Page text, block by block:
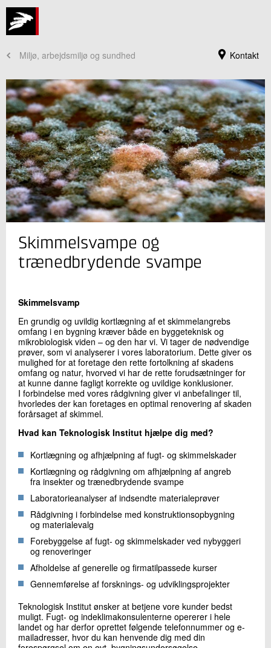
Kontakt
Miljø, arbejdsmiljø og sundhed
Jeg er din kontaktperson
Sofie Marie Kristensen
Sektionsleder, ph.d.
Kvalitet i byggeriet
Skriv til mig
Send
Skimmelsvampe og
trænedbrydende svampe
Skimmelsvamp
En grundig og uvildig kortlægning af et skimmelangrebs
omfang i en bygning kræver både en byggeteknisk og
mikrobiologisk viden – og den har vi. Vi tager de nødvendige
prøver, som vi analyserer i vores laboratorium. Dette giver os
mulighed for at foretage den rette fortolkning af skadens
omfang og natur, hvorved vi har de rette forudsætninger for
at kunne danne fagligt korrekte og uvildige konklusioner.
I forbindelse med vores rådgivning giver vi anbefalinger til,
hvorledes der kan foretages en optimal renovering af skaden
forårsaget af skimmel.
Hvad kan Teknologisk Institut hjælpe dig med?
Kortlægning og afhjælpning af fugt- og skimmelskader
Kortlægning og rådgivning om afhjælpning af angreb
fra insekter og trænedbrydende svampe
Laboratorieanalyser af indsendte materialeprøver
Rådgivning i forbindelse med konstruktionsopbygning
og materialevalg
Forebyggelse af fugt- og skimmelskader ved nybyggeri
og renoveringer
Afholdelse af generelle og firmatilpassede kurser
Gennemførelse af forsknings- og udviklingsprojekter
Teknologisk Institut ønsker at betjene vore kunder bedst
muligt. Fugt- og indeklimakonsulenterne opererer i hele
landet og har derfor oprettet følgende telefonnummer og e-
mailadresser, hvor du kan henvende dig med din